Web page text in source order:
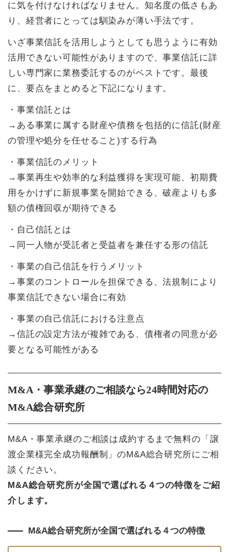
に気を付けなければなりません。知名度の低さもあ
り、経営者にとっては馴染みが薄い手法です。
いざ事業信託を活用しようとしても思うように有効
活用できない可能性がありますので、事業信託に詳
しい専門家に業務委託するのがベストです。最後
に、要点をまとめると下記になります。
・事業信託とは
→ある事業に属する財産や債務を包括的に信託(財産
の管理や処分を任せること)する行為
・事業信託のメリット
→事業再生や効率的な利益獲得を実現可能、初期費
用をかけずに新規事業を開始できる、破産よりも多
額の債権回収が期待できる
・自己信託とは
→同一人物が受託者と受益者を兼任する形の信託
・事業の自己信託を行うメリット
→事業のコントロールを担保できる、法規制により
事業信託できない場合に有効
・事業の自己信託における注意点
→信託の設定方法が複雑である、債権者の同意が必
要となる可能性がある
M&A・事業承継のご相談なら24時間対応の
M&A総合研究所
M&A・事業承継のご相談は成約するまで無料の「譲
渡企業様完全成功報酬制」のM&A総合研究所にご相
談ください。
M&A総合研究所が全国で選ばれる４つの特徴をご紹
介します。
M&A総合研究所が全国で選ばれる４つの特徴